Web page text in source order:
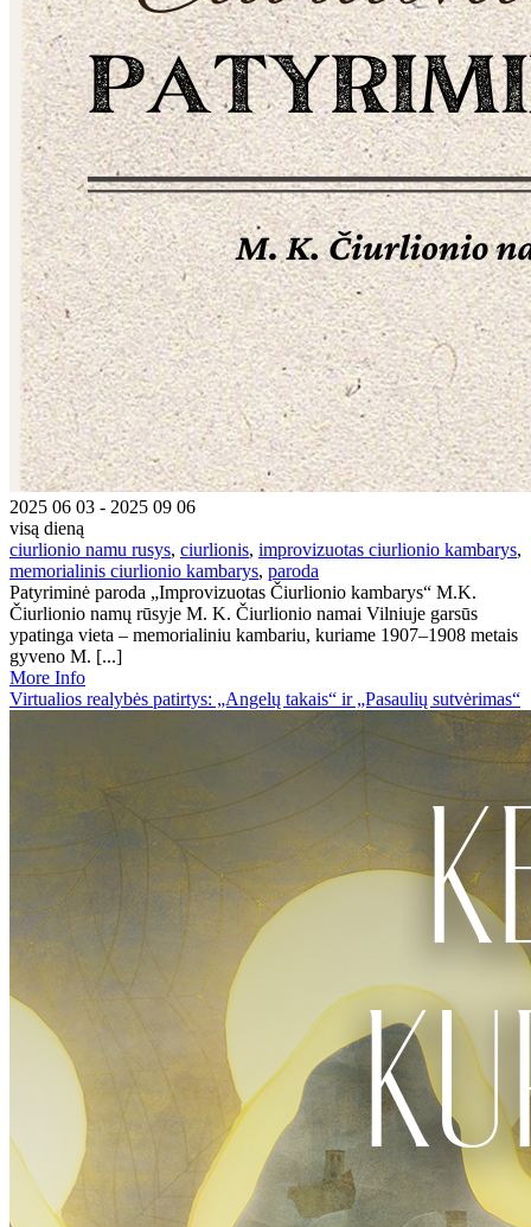
2025 06 03 - 2025 09 06
visą dieną
ciurlionio namu rusys, ciurlionis, improvizuotas ciurlionio kambarys,
memorialinis ciurlionio kambarys, paroda
Patyriminė paroda „Improvizuotas Čiurlionio kambarys“ M.K.
Čiurlionio namų rūsyje M. K. Čiurlionio namai Vilniuje garsūs
ypatinga vieta – memorialiniu kambariu, kuriame 1907–1908 metais
gyveno M. [...]
More Info
Virtualios realybės patirtys: „Angelų takais“ ir „Pasaulių sutvėrimas“